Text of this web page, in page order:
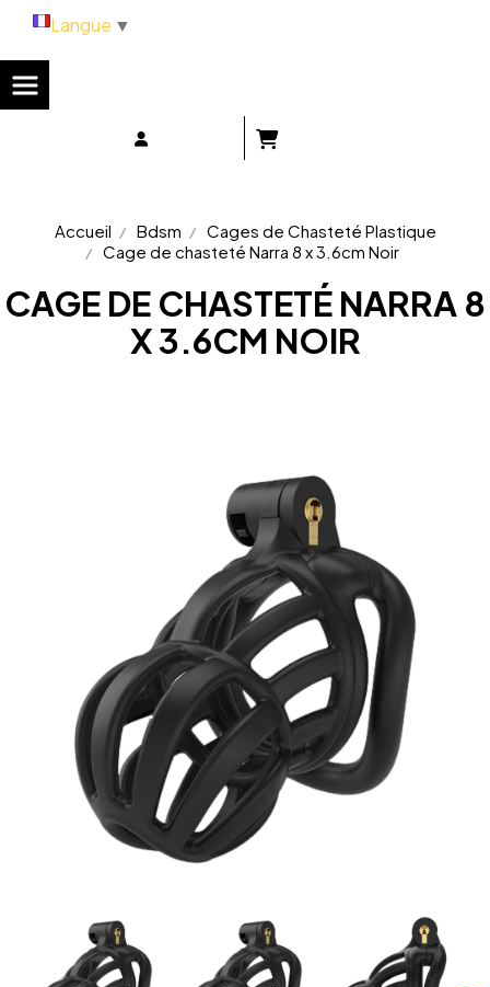
Accueil Bdsm
Cages de Chasteté Plastique
Cage de chasteté Narra 8 x 3.6cm Noir
CAGE DE CHASTETÉ NARRA 8
X 3.6CM NOIR
Langue ▼